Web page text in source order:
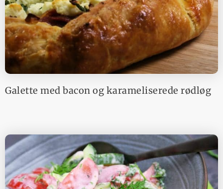
Galette med bacon og karameliserede rødløg